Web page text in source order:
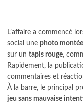
L’affaire a commencé
social une photo montée
sur un tapis rouge,
Rapidement, la
commentaires et
À la barre, le principal
jeu sans mauvaise